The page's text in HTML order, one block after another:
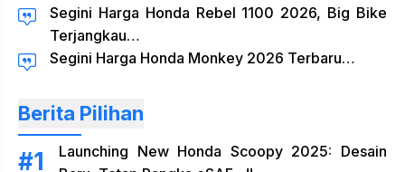
Segini Harga Honda Rebel 1100 2026, Big Bike
Terjangkau…
Segini Harga Honda Monkey 2026 Terbaru…
Berita Pilihan
Launching New Honda Scoopy 2025: Desain